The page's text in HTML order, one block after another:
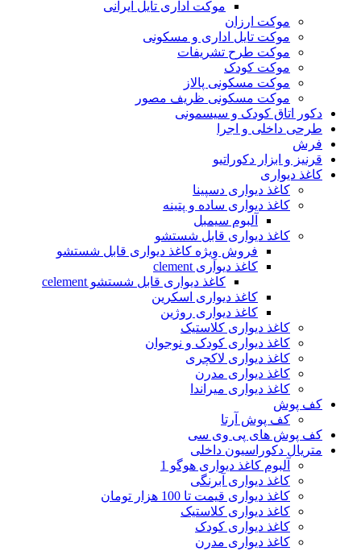
موکت اداری تایل ایرانی
موکت ارزان
موکت تایل اداری و مسکونی
موکت طرح تشریفات
موکت کودک
موکت مسکونی پالاز
موکت مسکونی ظریف مصور
دکور اتاق کودک و سیسمونی
طرحی داخلی و اجرا
فرش
قرنیز و ابزار دکوراتیو
کاغذ دیواری
کاغذ دیواری دسپینا
کاغذ دیواری ساده و پتینه
آلبوم سیمبل
کاغذ دیواری قابل شستشو
فروش وِیژه کاغذ دیواری قابل شستشو
کاغذ دیواری clement
کاغذ دیواری قابل شستشو celement
کاغذ دیواری اسکرین
کاغذ دیواری روژین
کاغذ دیواری کلاستیک
کاغذ دیواری کودک و نوجوان
کاغذ دیواری لاکچری
کاغذ دیواری مدرن
کاغذ دیواری میراندا
کف پوش
کف پوش آرتا
کف پوش های پی وی سی
متریال دکوراسیون داخلی
آلبوم کاغذ دیواری هوگو 1
کاغذ دیواری آبرنگی
کاغذ دیواری قیمت تا 100 هزار تومان
کاغذ دیواری کلاستیک
کاغذ دیواری کودک
کاغذ دیواری مدرن